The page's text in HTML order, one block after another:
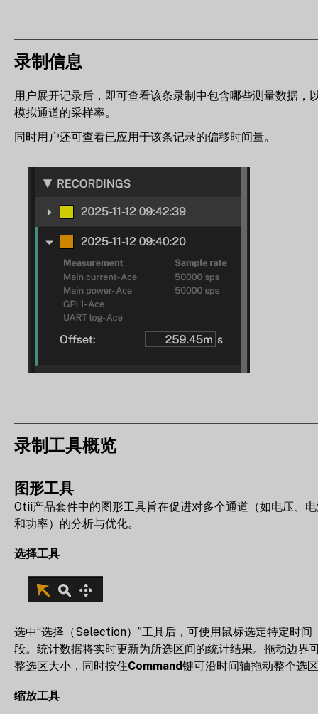
录制信息
用户展开记录后，即可查看该条录制中包含哪些测量数据，
模拟通道的采样率。
同时用户还可查看已应用于该条记录的偏移时间量。
录制工具概览
图形工具
Otii产品套件中的图形工具旨在促进对多个通道（如电压、
和功率）的分析与优化。
选择工具
选中“选择（Selection）”工具后，可使用鼠标选定特定时间
段。统计数据将实时更新为所选区间的统计结果。拖动边界
整选区大小，同时按住Command键可沿时间轴拖动整个选
缩放工具